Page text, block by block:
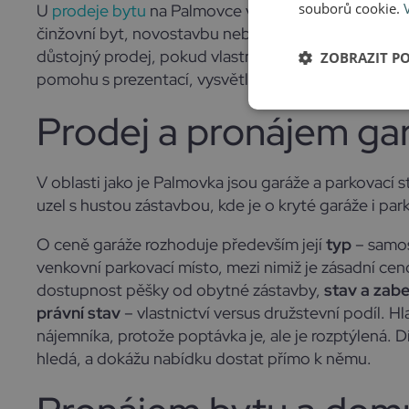
U prodeje bytu na Palmovce vždy najdeme
činžovní byt, novostavbu nebo původní stav. U
důstojný prodej, pokud vlastníte rodinný nebo
pomohu s prezentací, vysvětlením možností i
Prodej a pronájem
V oblasti jako je Palmovka jsou garáže a
uzel s hustou zástavbou, kde je o kryté garáže i
O ceně garáže rozhoduje především jejítyp –
venkovní parkovací místo, mezi nimiž je zásadní
dostupnost pěšky od obytné zástavby, stav a
právní stav – vlastnictví versus družstevní podíl.
nájemníka, protože poptávka je, ale je rozptýlená.
hledá, a dokážu nabídku dostat přímo k němu.
souborů cookie.
ZOBRAZIT